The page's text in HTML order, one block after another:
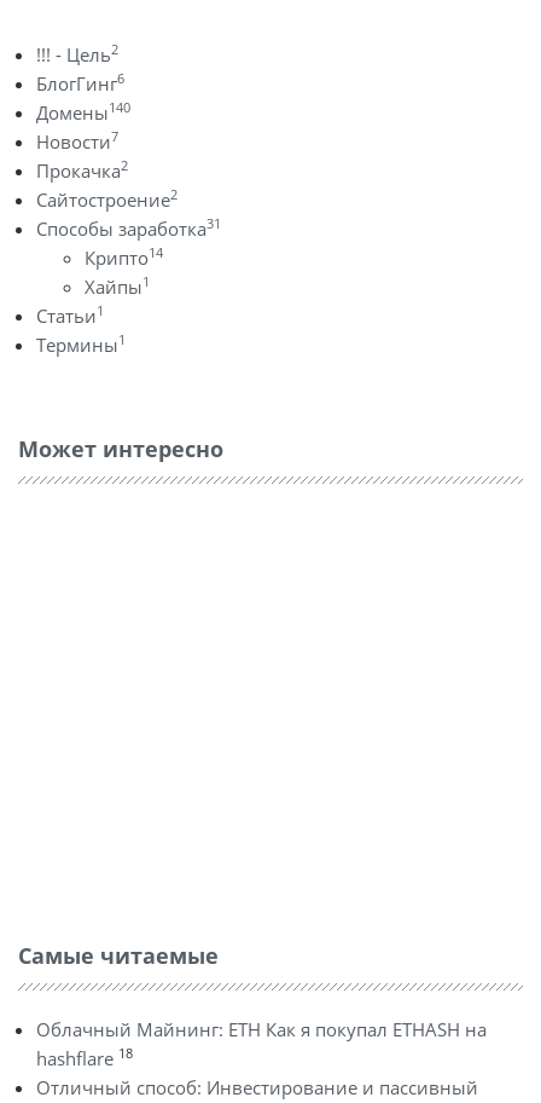
!!! - Цель2
БлогГинг6
Домены140
Новости7
Прокачка2
Сайтостроение2
Способы заработка31
Крипто14
Хайпы1
Статьи1
Термины1
Может интересно
Самые читаемые
Облачный Майнинг: ETH Как я покупал ETHASH на
hashflare 18
Отличный способ: Инвестирование и пассивный